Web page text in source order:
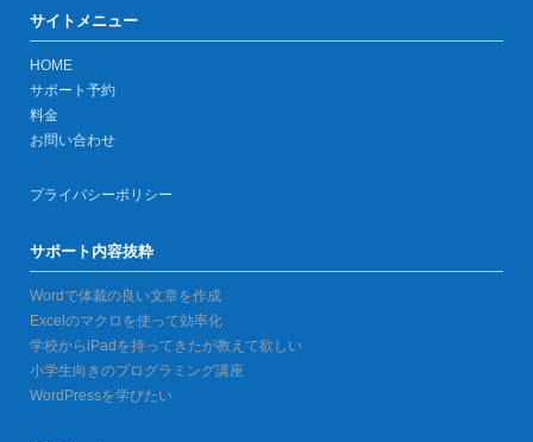
サイトメニュー
HOME
サポート予約
料金
お問い合わせ
プライバシーポリシー
サポート内容抜粋
Wordで体裁の良い文章を作成
Excelのマクロを使って効率化
学校からiPadを持ってきたが教えて欲しい
小学生向きのプログラミング講座
WordPressを学びたい